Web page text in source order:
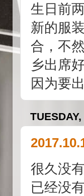
生日前
新的服
合，不
乡出席
因为要
很久没
已经没